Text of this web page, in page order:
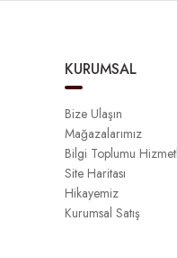
KURUMSAL
Bize Ulaşın
Mağazalarımız
Bilgi Toplumu
Site Haritası
Hikayemiz
Kurumsal Satış